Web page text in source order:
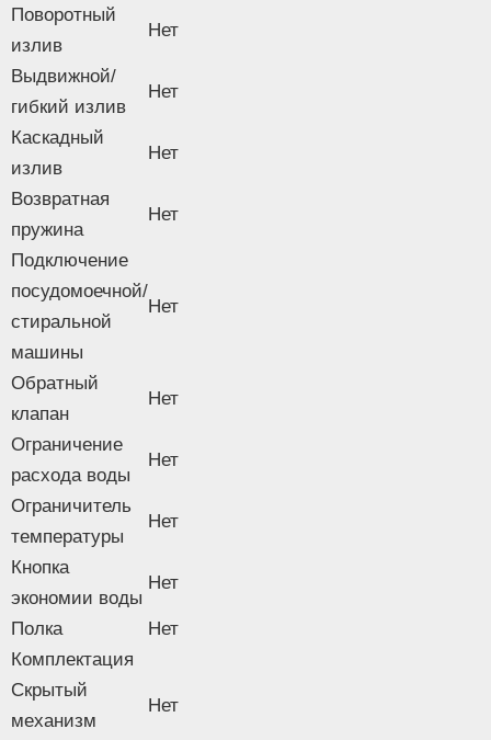
Поворотный
излив
Нет
Выдвижной/
гибкий излив
Нет
Каскадный
излив
Нет
Возвратная
пружина
Нет
Подключение
посудомоечной/
стиральной
машины
Нет
Обратный
клапан
Нет
Ограничение
расхода воды
Нет
Ограничитель
температуры
Нет
Кнопка
экономии воды
Нет
Полка
Нет
Комплектация
Скрытый
механизм
Нет